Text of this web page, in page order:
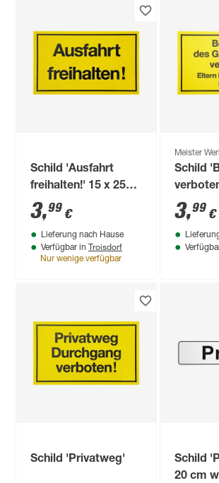
Schild 'Ausfahrt
freihalten!' 15 x 25
cm
3,99 €
Lieferung nach Hause
Verfügbar in Troisdorf
Nur wenige verfügbar
Meister
Schild
3,99 €
Schild 'Privatweg'
Schild
20 cm